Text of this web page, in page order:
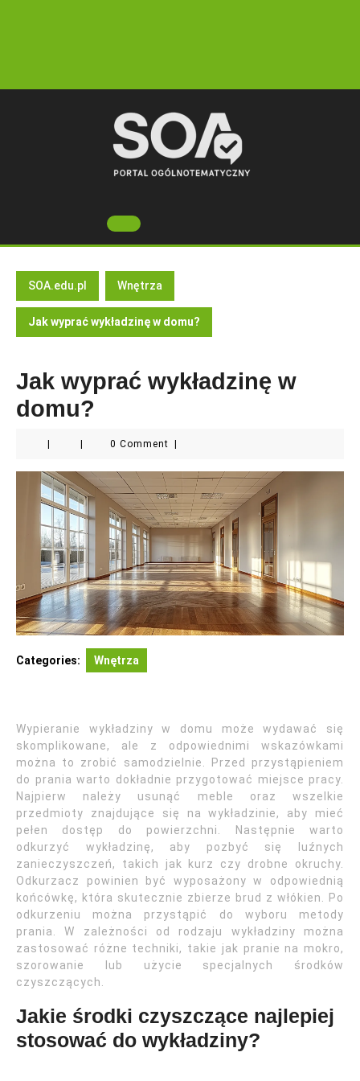
Open
Button
SOA.edu.pl Wnętrza
Jak wyprać wykładzinę w domu?
Jak wyprać wykładzinę w
domu?
0 Comment
Categories: Wnętrza
Wypieranie wykładziny w domu może wydawać się
skomplikowane, ale z odpowiednimi wskazówkami
można to zrobić samodzielnie. Przed przystąpieniem
do prania warto dokładnie przygotować miejsce pracy.
Najpierw należy usunąć meble oraz wszelkie
przedmioty znajdujące się na wykładzinie, aby mieć
pełen dostęp do powierzchni. Następnie warto
odkurzyć wykładzinę, aby pozbyć się luźnych
zanieczyszczeń, takich jak kurz czy drobne okruchy.
Odkurzacz powinien być wyposażony w odpowiednią
końcówkę, która skutecznie zbierze brud z włókien. Po
odkurzeniu można przystąpić do wyboru metody
prania. W zależności od rodzaju wykładziny można
zastosować różne techniki, takie jak pranie na mokro,
szorowanie lub użycie specjalnych środków
czyszczących.
Jakie środki czyszczące najlepiej
stosować do wykładziny?